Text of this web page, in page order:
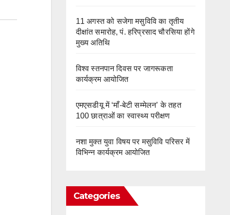
11 अगस्त को सजेगा मसुविवि का तृतीय
दीक्षांत समारोह, पं. हरिप्रसाद चौरसिया होंगे
मुख्य अतिथि
विश्व स्तनपान दिवस पर जागरूकता
कार्यक्रम आयोजित
एमएसडीयू में ‘माँ-बेटी सम्मेलन’ के तहत
100 छात्राओं का स्वास्थ्य परीक्षण
नशा मुक्त युवा विषय पर मसुविवि परिसर में
विभिन्न कार्यक्रम आयोजित
Categories